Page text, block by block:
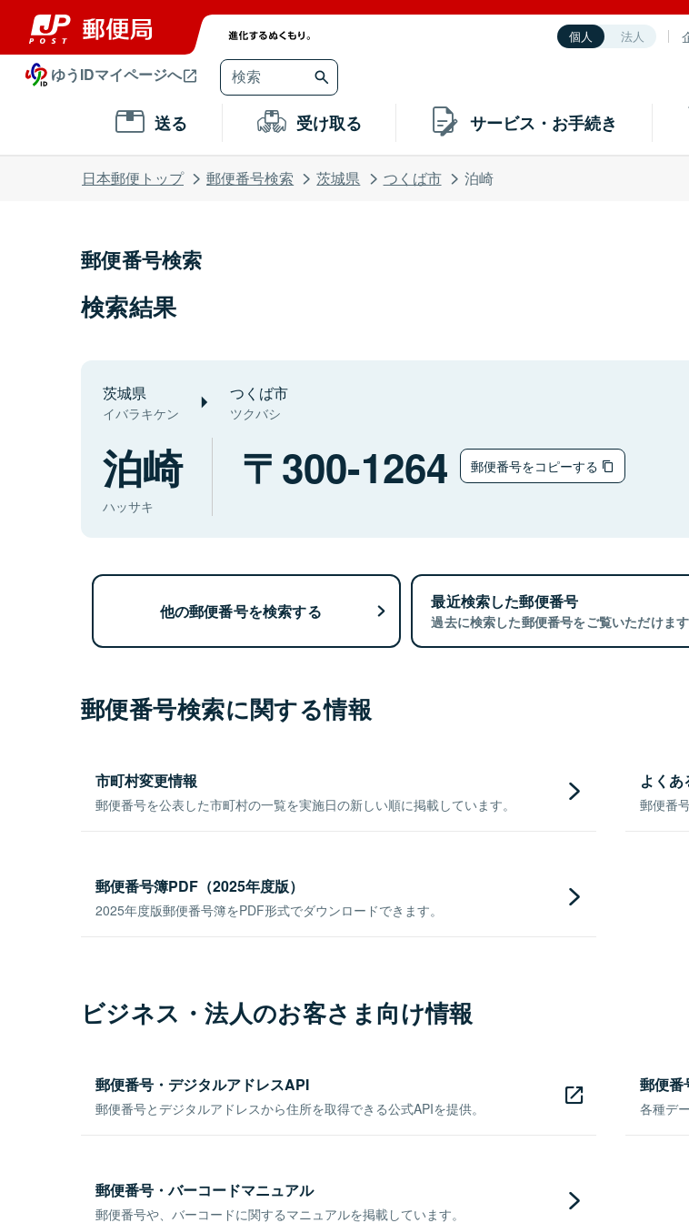
個人 法人
ゆうIDマイページへ
送る 受け取る サービス・お手続き
日本郵便トップ 郵便番号検索 茨城県 つくば市 泊崎
郵便番号検索
検索結果
茨城県
イバラキケン
つくば市
ツクバシ
泊崎
ハッサキ
300-1264 郵便番号をコピーする
他の郵便番号を検索する 最近検索した郵便番号
過去に検索した郵便番号をご覧いただけます
郵便番号検索に関する情報
市町村変更情報
郵便番号を公表した市町村の一覧を実施日の新しい順に掲載しています。
よく
郵便番
郵便番号簿PDF（2025年度版）
2025年度版郵便番号簿をPDF形式でダウンロードできます。
ビジネス・法人のお客さま向け情報
郵便番号・デジタルアドレスAPI
郵便番号とデジタルアドレスから住所を取得できる公式APIを提供。
郵便番
各種デ
郵便番号・バーコードマニュアル
郵便番号や、バーコードに関するマニュアルを掲載しています。